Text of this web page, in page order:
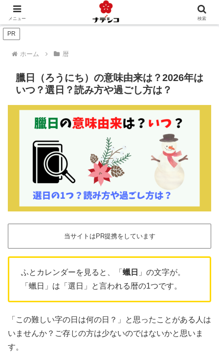
年中行事（季節） 年中行事（人生） おくりもの
PR
ホーム 暦
臘日（ろうにち）の意味由来は？2026年は
いつ？選日？読み方や過ごし方は？
当サイトはPR提携をしています
ふとカレンダーを見ると、「 蠟日 」の文字が。
「蠟日」は「選日」と言われる暦の1つです。
「この難しい字の日は何の日？」と思ったことがある人は
いませんか？ご存じの方は少ないのではないかと思いま
す。
メニュー 検索